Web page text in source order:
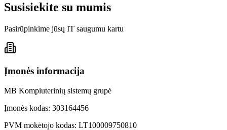
Susisiekite su mumis
Pasirūpinkime jūsų IT saugumu kartu
Įmonės informacija
MB Kompiuterinių sistemų grupė
Įmonės kodas: 303164456
PVM mokėtojo kodas: LT100009750810